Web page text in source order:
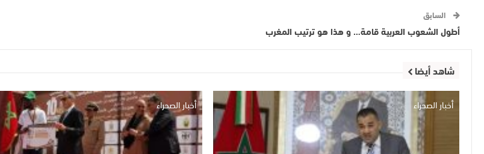
السابق
أطول الشعوب العربية قامة… و هذا هو ترتيب المغرب
شاهد أيضا
أخبار الصحراء أخبار الصحراء